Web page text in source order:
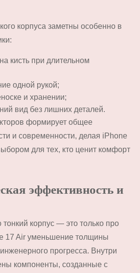
корпуса заметны особенно в
кисть при длительном
одной рукой;
и хранении;
вид без лишних деталей.
формирует общее
и современности, делая iPhone
для тех, кто ценит комфорт
эффективность и
тонкий корпус — это только про
17 Air уменьшение толщины
прогресса. Внутри
компоненты, созданные с